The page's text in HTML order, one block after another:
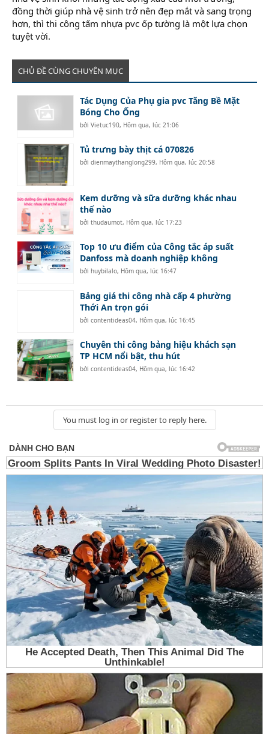
đồng thời giúp nhà vệ sinh trở nên đẹp mắt và sang trọng
hơn, thì thi công tấm nhựa pvc ốp tường là một lựa chọn
tuyệt vời.
CHỦ ĐỀ CÙNG CHUYÊN MỤC
Tác Dụng Của Phụ gia pvc Tăng Bề Mặt
Bóng Cho Ống
bởiVietuc190, Hôm qua, lúc 21:06
Tủ trưng bày thịt cá 070826
bởidienmaythanglong299, Hôm qua, lúc 20:58
Kem dưỡng và sữa dưỡng khác nhau
thế nào
bởithudaumot, Hôm qua, lúc 17:23
Top 10 ưu điểm của Công tắc áp suất
Danfoss mà doanh nghiệp không
bởihuybilalo, Hôm qua, lúc 16:47
Bảng giá thi công nhà cấp 4 phường
Thới An trọn gói
bởicontentideas04, Hôm qua, lúc 16:45
Chuyên thi công bảng hiệu khách sạn
TP HCM nổi bật, thu hút
bởicontentideas04, Hôm qua, lúc 16:42
You must log in or register to reply here.